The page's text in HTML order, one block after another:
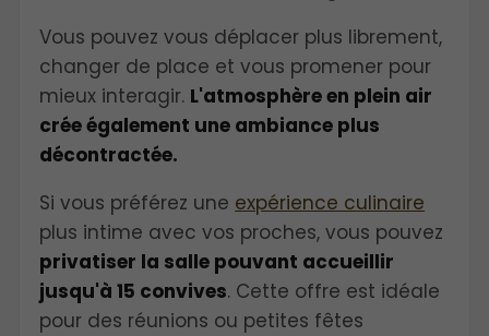
Vous pouvez vous déplacer plus librement,
changer de place et vous promener pour
mieux interagir. L'atmosphère en plein air
crée également une ambiance plus
décontractée.
Si vous préférez une expérience culinaire
plus intime avec vos proches, vous pouvez
privatiser la salle pouvant accueillir
jusqu'à 15 convives. Cette offre est idéale
pour des réunions ou petites fêtes